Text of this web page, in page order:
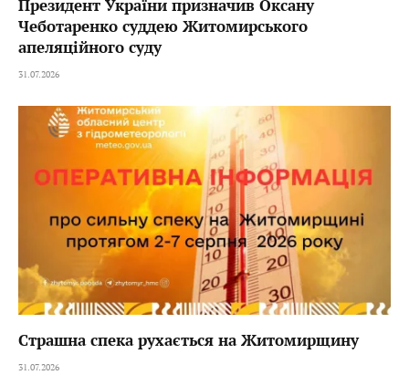
Президент України призначив Оксану
Чеботаренко суддею Житомирського
апеляційного суду
31.07.2026
Страшна спека рухається на Житомирщину
31.07.2026